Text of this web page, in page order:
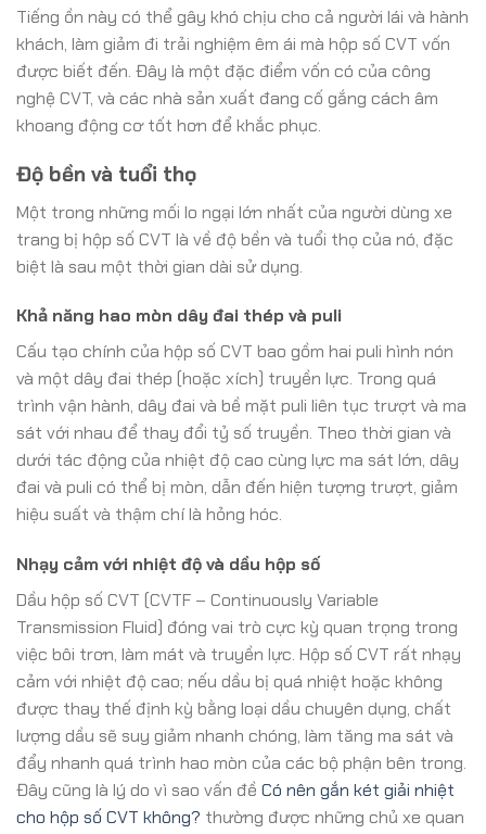
Tiếng ồn này có thể gây khó chịu cho cả người lái và hành
khách, làm giảm đi trải nghiệm êm ái mà hộp số CVT vốn
được biết đến. Đây là một đặc điểm vốn có của công
nghệ CVT, và các nhà sản xuất đang cố gắng cách âm
khoang động cơ tốt hơn để khắc phục.
Độ bền và tuổi thọ
Một trong những mối lo ngại lớn nhất của người dùng xe
trang bị hộp số CVT là về độ bền và tuổi thọ của nó, đặc
biệt là sau một thời gian dài sử dụng.
Khả năng hao mòn dây đai thép và puli
Cấu tạo chính của hộp số CVT bao gồm hai puli hình nón
và một dây đai thép (hoặc xích) truyền lực. Trong quá
trình vận hành, dây đai và bề mặt puli liên tục trượt và ma
sát với nhau để thay đổi tỷ số truyền. Theo thời gian và
dưới tác động của nhiệt độ cao cùng lực ma sát lớn, dây
đai và puli có thể bị mòn, dẫn đến hiện tượng trượt, giảm
hiệu suất và thậm chí là hỏng hóc.
Nhạy cảm với nhiệt độ và dầu hộp số
Dầu hộp số CVT (CVTF – Continuously Variable
Transmission Fluid) đóng vai trò cực kỳ quan trọng trong
việc bôi trơn, làm mát và truyền lực. Hộp số CVT rất nhạy
cảm với nhiệt độ cao; nếu dầu bị quá nhiệt hoặc không
được thay thế định kỳ bằng loại dầu chuyên dụng, chất
lượng dầu sẽ suy giảm nhanh chóng, làm tăng ma sát và
đẩy nhanh quá trình hao mòn của các bộ phận bên trong.
Đây cũng là lý do vì sao vấn đề Có nên gắn két giải nhiệt
cho hộp số CVT không? thường được những chủ xe quan